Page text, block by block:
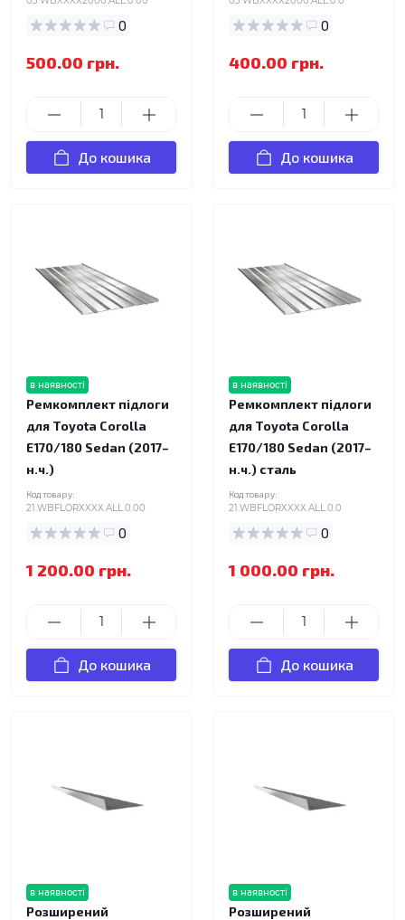
0
500.00 грн.
До кошика
0
400.00 грн.
До кошика
в наявності
Ремкомплект підлоги
для Toyota Corolla
E170/180 Sedan (2017–
н.ч.)
Код товару:
21.WBFLORXXXX.ALL.0.00
0
1 200.00 грн.
До кошика
в наявності
Ремкомплект підлоги
для Toyota Corolla
E170/180 Sedan (2017–
н.ч.) сталь
Код товару:
21.WBFLORXXXX.ALL.0.0
0
1 000.00 грн.
До кошика
в наявності
Розширений
в наявності
Розширений